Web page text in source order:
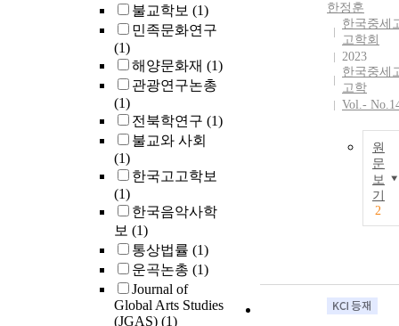
불교학보 (1)
민족문화연구
(1)
해양문화재 (1)
관광연구논총
(1)
전북학연구 (1)
불교와 사회
(1)
한국고고학보
(1)
한국음악사학
보 (1)
통상법률 (1)
운곡논총 (1)
Journal of
Global Arts Studies
(JGAS) (1)
한정훈
한국중세
고학회
2023
한국중세
고학
Vol.-
원
문
보
기
2